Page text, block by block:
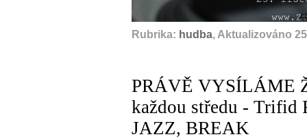
Rubrika: hudba, Aktualizováno
PRÁVĚ VYSÍLÁME
každou středu -
JAZZ, BREAK